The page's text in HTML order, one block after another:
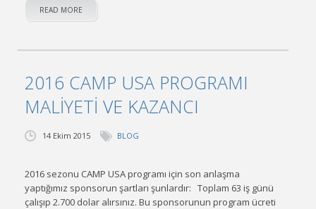
READ MORE
2016 CAMP USA PROGRAMI
MALİYETİ VE KAZANCI
14 Ekim 2015 BLOG
2016 sezonu CAMP USA programı için son anlaşma
yaptığımız sponsorun şartları şunlardır: Toplam 63 iş günü
çalışıp 2.700 dolar alırsınız. Bu sponsorunun program ücreti